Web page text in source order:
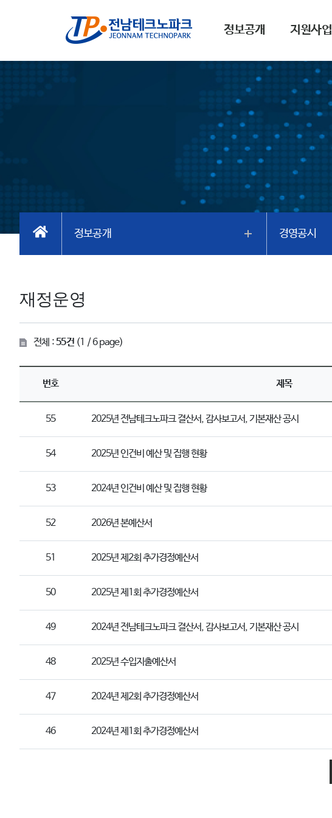
정보공개 지원사업
정보공개 경영공시
재정운영
전체 :55건(1 / 6 page)
번호 제목
55 2025년 전남테크노파크 결산서, 감사보고서, 기본재산 공시
54 2025년 인건비 예산 및 집행 현황
53 2024년 인건비 예산 및 집행 현황
52 2026년 본예산서
51 2025년 제2회 추가경정예산서
50 2025년 제1회 추가경정예산서
49 2024년 전남테크노파크 결산서, 감사보고서, 기본재산 공시
48 2025년 수입지출예산서
47 2024년 제2회 추가경정예산서
46 2024년 제1회 추가경정예산서